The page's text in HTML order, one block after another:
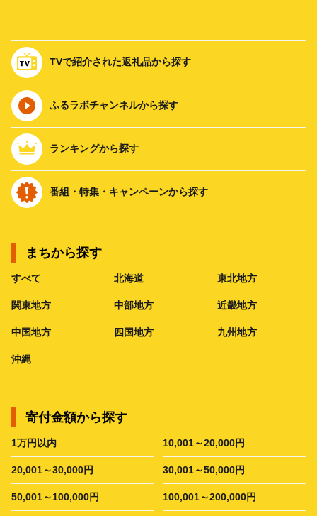
TVで紹介された返礼品から探す
ふるラボチャンネルから探す
ランキングから探す
番組・特集・キャンペーンから探す
まちから探す
すべて 北海道 東北地方
関東地方 中部地方 近畿地方
中国地方 四国地方 九州地方
沖縄
寄付金額から探す
1万円以内 10,001～20,000円
20,001～30,000円 30,001～50,000円
50,001～100,000円 100,001～200,000円